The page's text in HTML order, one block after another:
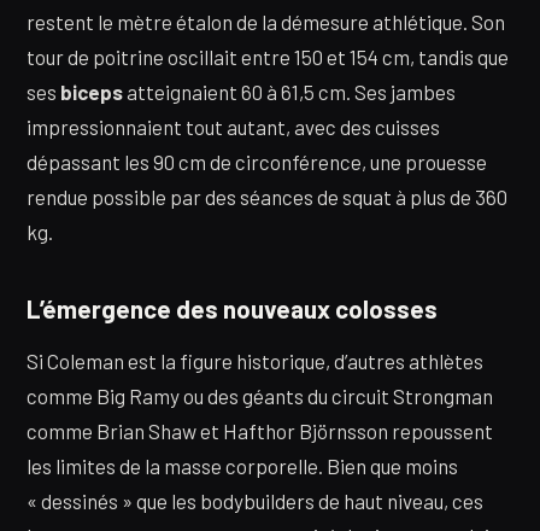
restent le mètre étalon de la démesure athlétique. Son
tour de poitrine oscillait entre 150 et 154 cm, tandis que
ses bicepsatteignaient 60 à 61,5 cm. Ses jambes
impressionnaient tout autant, avec des cuisses
dépassant les 90 cm de circonférence, une prouesse
rendue possible par des séances de squat à plus de 360
kg.
L’émergence des nouveaux colosses
Si Coleman est la figure historique, d’autres athlètes
comme Big Ramy ou des géants du circuit Strongman
comme Brian Shaw et Hafthor Björnsson repoussent
les limites de la masse corporelle. Bien que moins
« dessinés » que les bodybuilders de haut niveau, ces